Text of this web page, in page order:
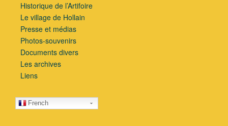
Historique de l’Artifoire
Le village de Hollain
Presse et médias
Photos-souvenirs
Documents divers
Les archives
Liens
French